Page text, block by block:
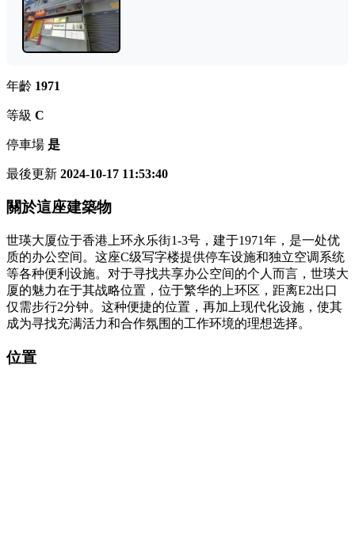
年齡 1971
等級 C
停車場 是
最後更新 2024-10-17 11:53:40
關於這座建築物
世瑛大厦位于香港上环永乐街1-3号，建于1971年，是一处优
质的办公空间。这座C级写字楼提供停车设施和独立空调系统
等各种便利设施。对于寻找共享办公空间的个人而言，世瑛大
厦的魅力在于其战略位置，位于繁华的上环区，距离E2出口
仅需步行2分钟。这种便捷的位置，再加上现代化设施，使其
成为寻找充满活力和合作氛围的工作环境的理想选择。
位置